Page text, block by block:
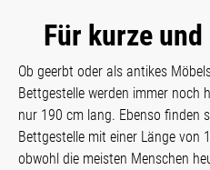
Für kurze
Ob geerbt oder als antikes
Bettgestelle werden immer noch
nur 190 cm lang. Ebenso finden
Bettgestelle mit einer Länge von
obwohl die meisten Menschen